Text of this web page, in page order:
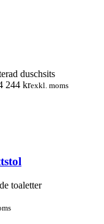
duschsits
244 krPrisintervall:
exkl. moms
toaletter